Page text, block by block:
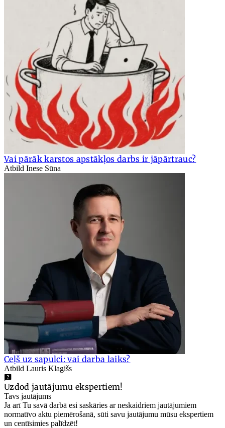
Vai pārāk karstos apstākļos darbs ir jāpārtrauc?
Atbild Inese Sūna
Ceļš uz sapulci: vai darba laiks?
Atbild Lauris Klagišs
Uzdod jautājumu ekspertiem!
Tavs jautājums
Ja arī Tu savā darbā esi saskāries ar neskaidriem jautājumiem
normatīvo aktu piemērošanā, sūti savu jautājumu mūsu ekspertiem
un centīsimies palīdzēt!